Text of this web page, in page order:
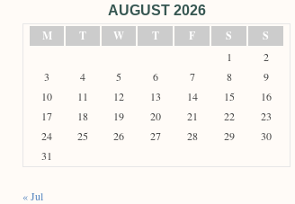
AUGUST 2026
M
T W T F S S
1
2
3
4 5 6 7 8
9
10
11 12 13 14 15
16
17
18 19 20 21 22
23
24
25 26 27 28 29
30
31
« Jul